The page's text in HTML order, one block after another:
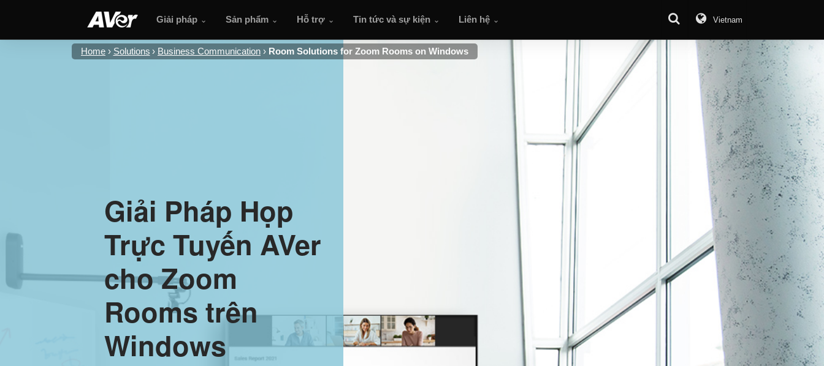
Giải pháp Sản phẩm Hỗ trợ Tin tức và sự kiện Liên hệ Vietnam
Home Solutions Business Communication Room Solutions for Zoom Rooms on Windows
Giải Pháp Họp
Trực Tuyến AVer
cho Zoom
Rooms trên
Windows